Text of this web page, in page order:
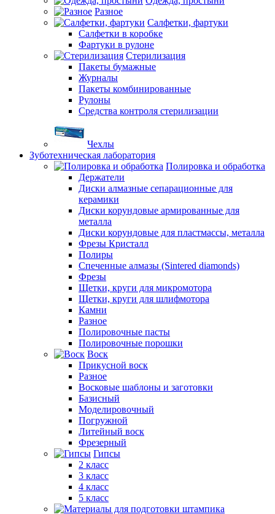
Разное
Салфетки, фартуки
Салфетки в коробке
Фартуки в рулоне
Стерилизация
Пакеты бумажные
Журналы
Пакеты комбинированные
Рулоны
Средства контроля стерилизации
Чехлы
Зуботехническая лаборатория
Полировка и обработка
Держатели
Диски алмазные сепарационные для
керамики
Диски корундовые армированные для
металла
Диски корундовые для пластмассы, металла
Фрезы Кристалл
Полиры
Спеченные алмазы (Sintered diamonds)
Фрезы
Щетки, круги для микромотора
Щетки, круги для шлифмотора
Камни
Разное
Полировочные пасты
Полировочные порошки
Воск
Прикусной воск
Разное
Восковые шаблоны и заготовки
Базисный
Моделировочный
Погружной
Литейный воск
Фрезерный
Гипсы
2 класс
3 класс
4 класс
5 класс